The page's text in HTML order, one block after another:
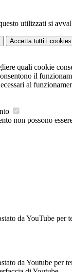
utilizzati si
Accetta tutti i cookies
quali cookie
il
al
non possono
da YouTube per
da Youtube per